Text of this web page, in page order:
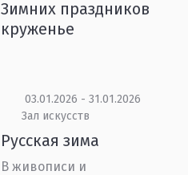
Зимних праздников
круженье
03.01.2026 - 31.01.2026
Зал искусств
Русская зима
В живописи и